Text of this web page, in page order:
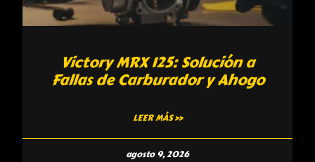
Victory MRX 125: Solución a
Fallas de Carburador y Ahogo
LEER MÁS »
agosto 9, 2026